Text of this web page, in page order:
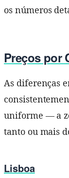
os números
Preços por
As diferenças
uniforme — a
tanto ou mais
Lisboa